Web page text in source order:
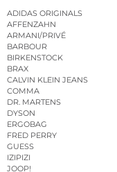
ADIDAS ORIGINALS
AFFENZAHN
ARMANI/PRIVÉ
BARBOUR
BIRKENSTOCK
BRAX
CALVIN KLEIN JEANS
COMMA
DR. MARTENS
DYSON
ERGOBAG
FRED PERRY
GUESS
IZIPIZI
JOOP!